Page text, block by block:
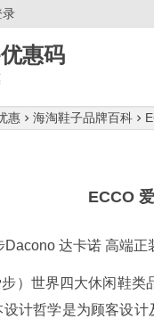
录
惠码
吗?
惠 海淘鞋子品牌百科
ECCO
Dacono 达卡诺 高端正
）世界四大休闲鞋
计哲学是为顾客设